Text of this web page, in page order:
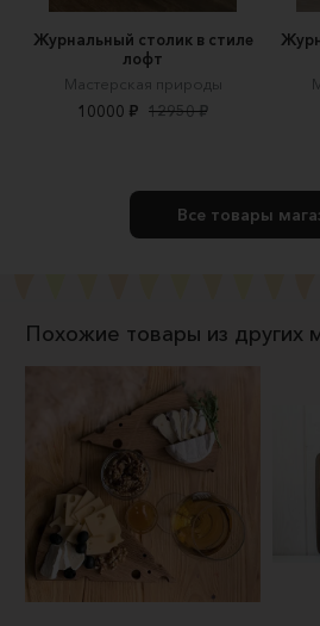
Журнальный столик в стиле
лофт
Мастерская природы
10000 ₽ 12950 ₽
Все товары
Похожие товары из других